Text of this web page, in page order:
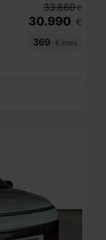
33.660 €
30.990 €
369
€/mes